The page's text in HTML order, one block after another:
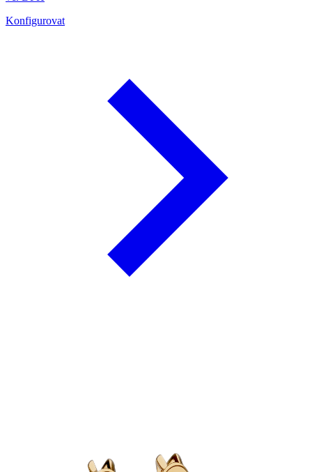
Konfigurovat